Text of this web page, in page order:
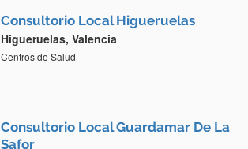
Consultorio Local Higueruelas
Higueruelas, Valencia
Centros de Salud
Consultorio Local Guardamar De La
Safor